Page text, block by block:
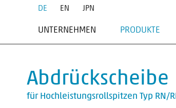
DE EN JPN
UNTERNEHMEN
SCHULUNGEN
PRODUKTE
ROLLSPITZEN
FESTE SPITZEN
Abdrückscheibe
für Hochleistungsrollspitzen Typ RN/